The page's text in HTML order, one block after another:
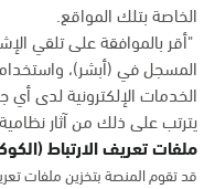
الخاصة بتلك المواقع.
"أقر بالموافقة على تلقي
المسجل في (أبشر)،
الخدمات الإلكترونية لدى
يترتب على ذلك من آثار
ملفات تعريف الارتباط
قد تقوم المنصة بتخزين ملفات